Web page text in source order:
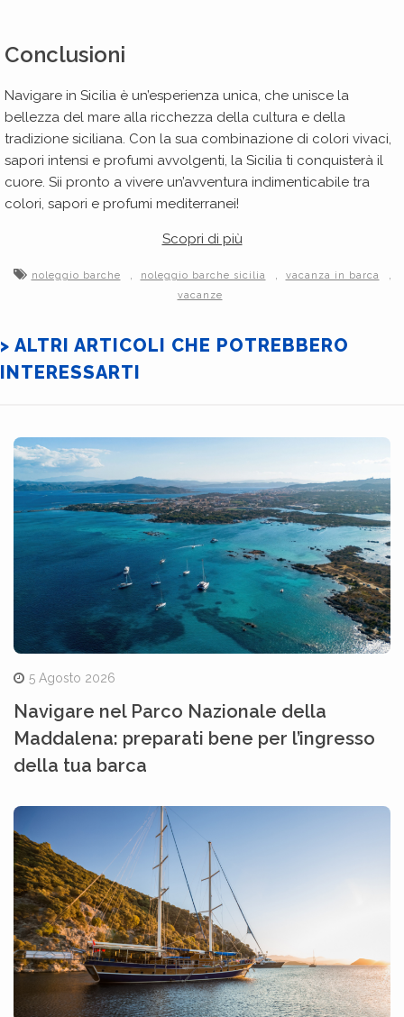
Conclusioni
Navigare in Sicilia è un’esperienza unica, che unisce la
bellezza del mare alla ricchezza della cultura e della
tradizione siciliana. Con la sua combinazione di colori vivaci,
sapori intensi e profumi avvolgenti, la Sicilia ti conquisterà il
cuore. Sii pronto a vivere un’avventura indimenticabile tra
colori, sapori e profumi mediterranei!
Scopri di più
noleggio barche noleggio barche sicilia vacanza in barca
vacanze
> ALTRI ARTICOLI CHE POTREBBERO
INTERESSARTI
5 Agosto 2026
Navigare nel Parco Nazionale della
Maddalena: preparati bene per l’ingresso
della tua barca